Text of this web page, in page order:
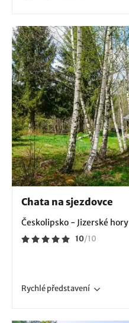
Chata na sjezdovce
Českolipsko - Jizerské hory
10/10
Rychlépředstavení